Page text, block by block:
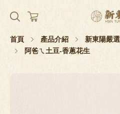
首頁 產品介紹 新東陽嚴選
阿爸ㄟ土豆-香蔥花生